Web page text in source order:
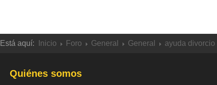
Está aquí: Inicio Foro General General ayuda divorcio
Quiénes somos